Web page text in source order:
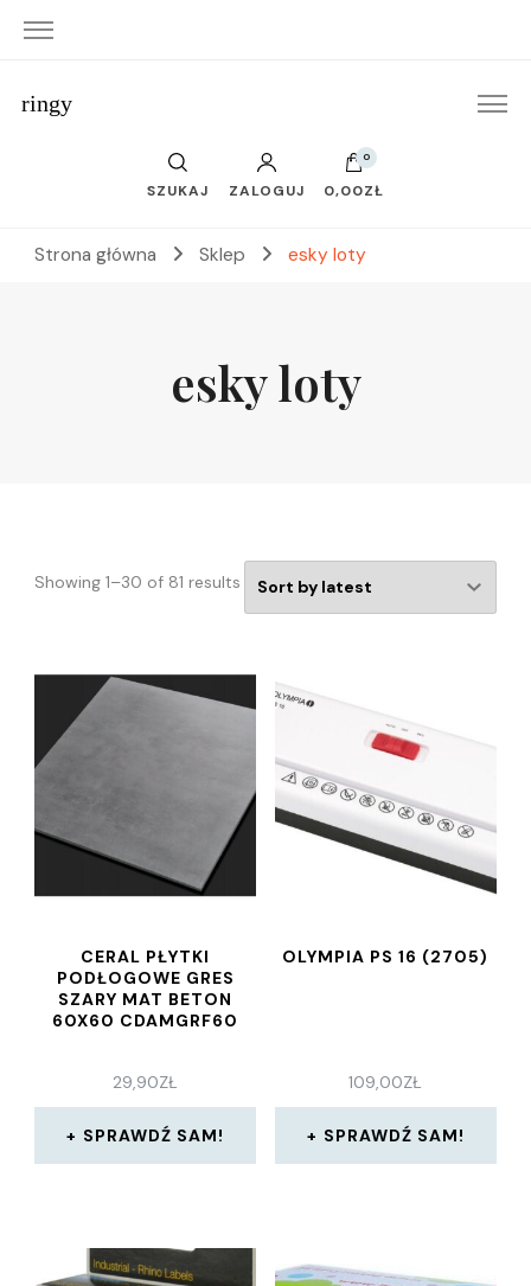
ringy
SZUKAJ ZALOGUJ
0
0,00ZŁ
Strona główna Sklep esky loty
esky loty
Showing 1–30 of 81 results
CERAL PŁYTKI
PODŁOGOWE GRES
SZARY MAT BETON
60X60 CDAMGRF60
29,90ZŁ
SPRAWDŹ SAM!
OLYMPIA PS 16 (2705)
109,00ZŁ
SPRAWDŹ SAM!